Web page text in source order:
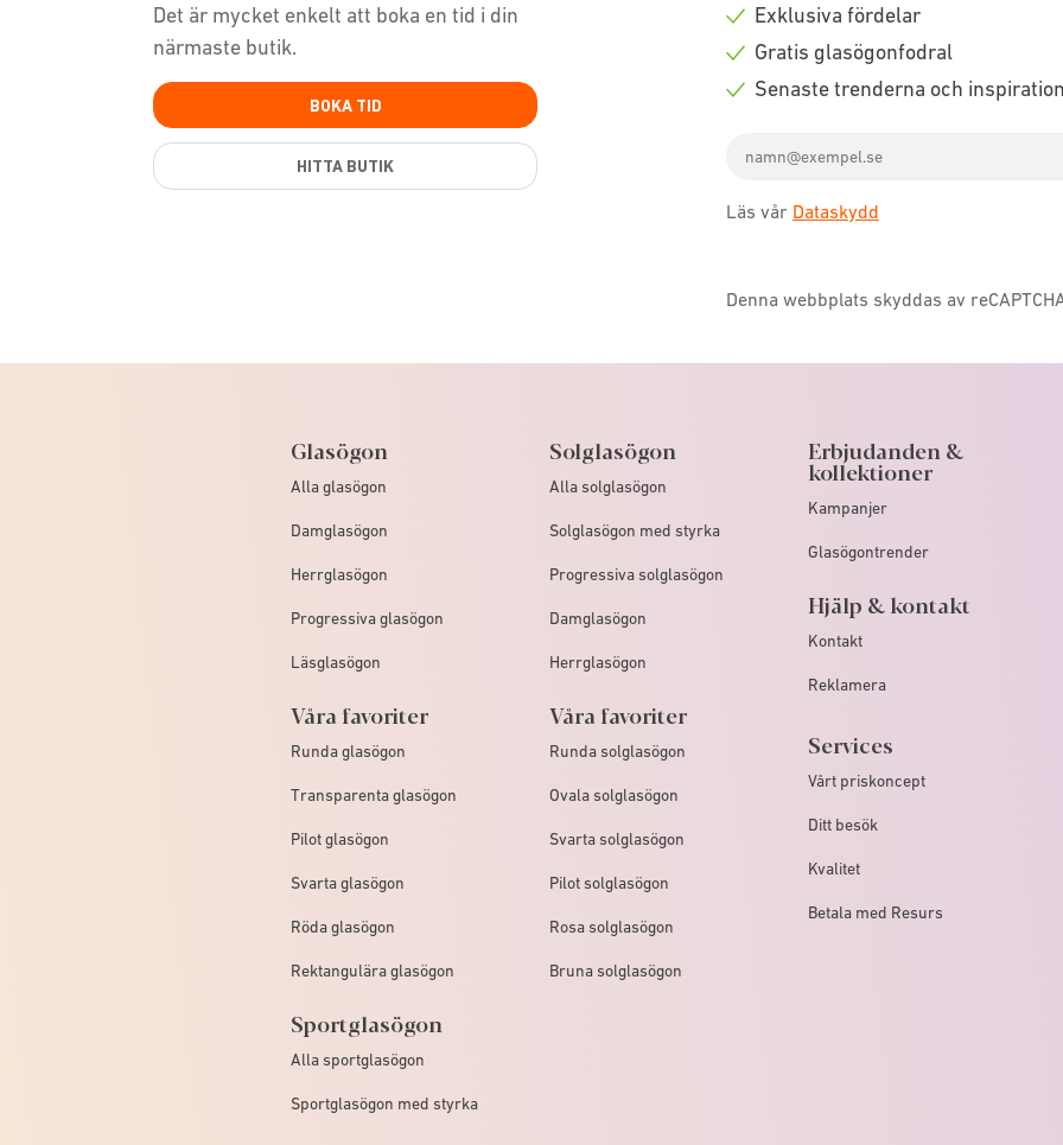
Det är mycket enkelt att boka en tid i din
närmaste butik.
BOKA TID
HITTA BUTIK
Check
Exklusiva fördelar
Check
Gratis glasögonfodral
Senaste trenderna och inspiration
address
Läs vår Dataskydd
Denna webbplats skyddas av
Glasögon
Alla glasögon
Damglasögon
Herrglasögon
Progressiva glasögon
Läsglasögon
Våra favoriter
Runda glasögon
Transparenta glasögon
Pilot glasögon
Svarta glasögon
Röda glasögon
Rektangulära glasögon
Sportglasögon
Alla sportglasögon
Sportglasögon med styrka
Solglasögon
Alla solglasögon
Solglasögon med styrka
Progressiva solglasögon
Damglasögon
Herrglasögon
Våra favoriter
Runda solglasögon
Ovala solglasögon
Svarta solglasögon
Pilot solglasögon
Rosa solglasögon
Bruna solglasögon
Erbjudanden &
kollektioner
Kampanjer
Glasögontrender
Hjälp & kontakt
Kontakt
Reklamera
Services
Vårt priskoncept
Ditt besök
Kvalitet
Betala med Resurs